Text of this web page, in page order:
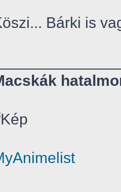
Bárki is